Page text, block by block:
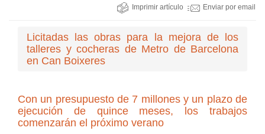
Imprimir artículo Enviar por email
Licitadas las obras para la mejora de los
talleres y cocheras de Metro de Barcelona
en Can Boixeres
Con un presupuesto de 7 millones y un plazo de
ejecución de quince meses, los trabajos
comenzarán el próximo verano